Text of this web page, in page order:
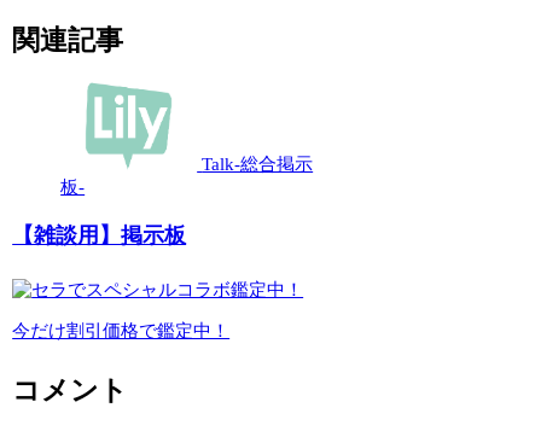
関連記事
Talk-総合掲示
板-
【雑談用】掲示板
今だけ割引価格で鑑定中！
コメント